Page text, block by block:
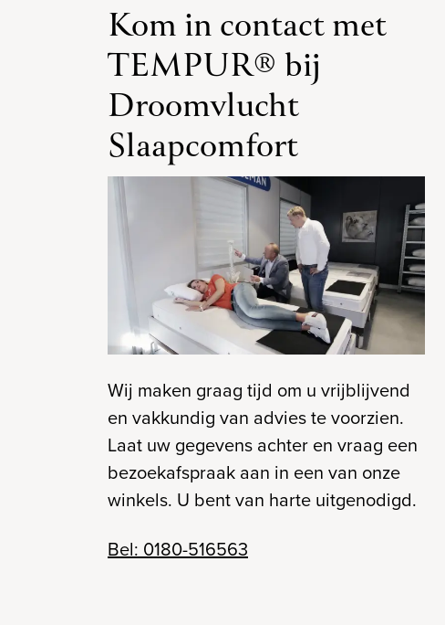
Kom in contact met
TEMPUR® bij
Droomvlucht
Slaapcomfort
Wij maken graag tijd om u vrijblijvend
en vakkundig van advies te voorzien.
Laat uw gegevens achter en vraag een
bezoekafspraak aan in een van onze
winkels. U bent van harte uitgenodigd.
Bel: 0180-516563